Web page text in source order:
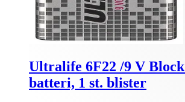
Ultralife 6F22 /9 V
batteri, 1 st. blister